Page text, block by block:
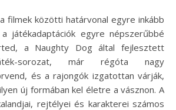
játékadaptációk egyre népszerűbbé
a Naughty Dog által fejlesztett
sorozat, már régóta nagy
és a rajongók izgatottan várják,
új formában kel életre a vásznon. A
rejtélyei és karakterei számos